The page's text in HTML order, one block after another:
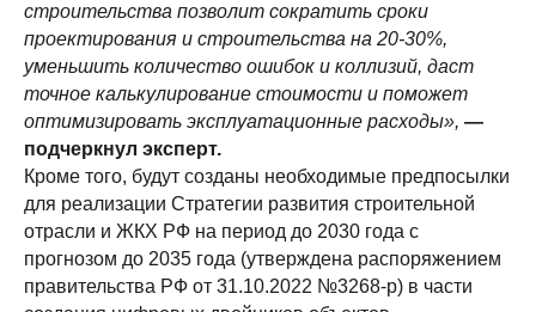
строительства позволит сократить сроки
проектирования и строительства на 20-30%,
уменьшить количество ошибок и коллизий, даст
точное калькулирование стоимости и поможет
оптимизировать эксплуатационные расходы», —
подчеркнул эксперт.
Кроме того, будут созданы необходимые предпосылки
для реализации Стратегии развития строительной
отрасли и ЖКХ РФ на период до 2030 года с
прогнозом до 2035 года (утверждена распоряжением
правительства РФ от 31.10.2022 №3268-р) в части